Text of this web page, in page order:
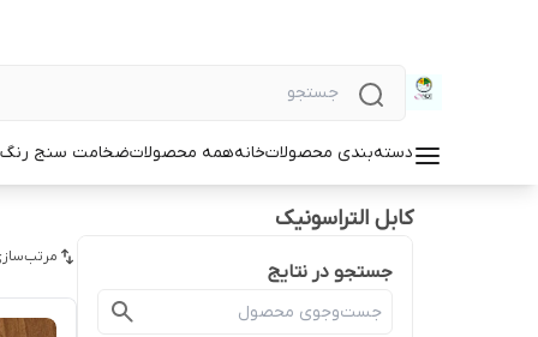
دسته‌بندی محصولاتخانههمه محصولاتضخامت سنج رنگ
کابل التراسونیک
جستجو در نتایج